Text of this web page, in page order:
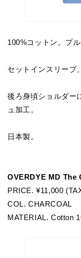
100%コットン。プ
セットインスリーブ
後ろ身頃ショルダー
ュ加工。
日本製。
OVERDYE MD The
PRICE. ¥11,000
COL. CHARCOAL
MATERIAL. Cotton